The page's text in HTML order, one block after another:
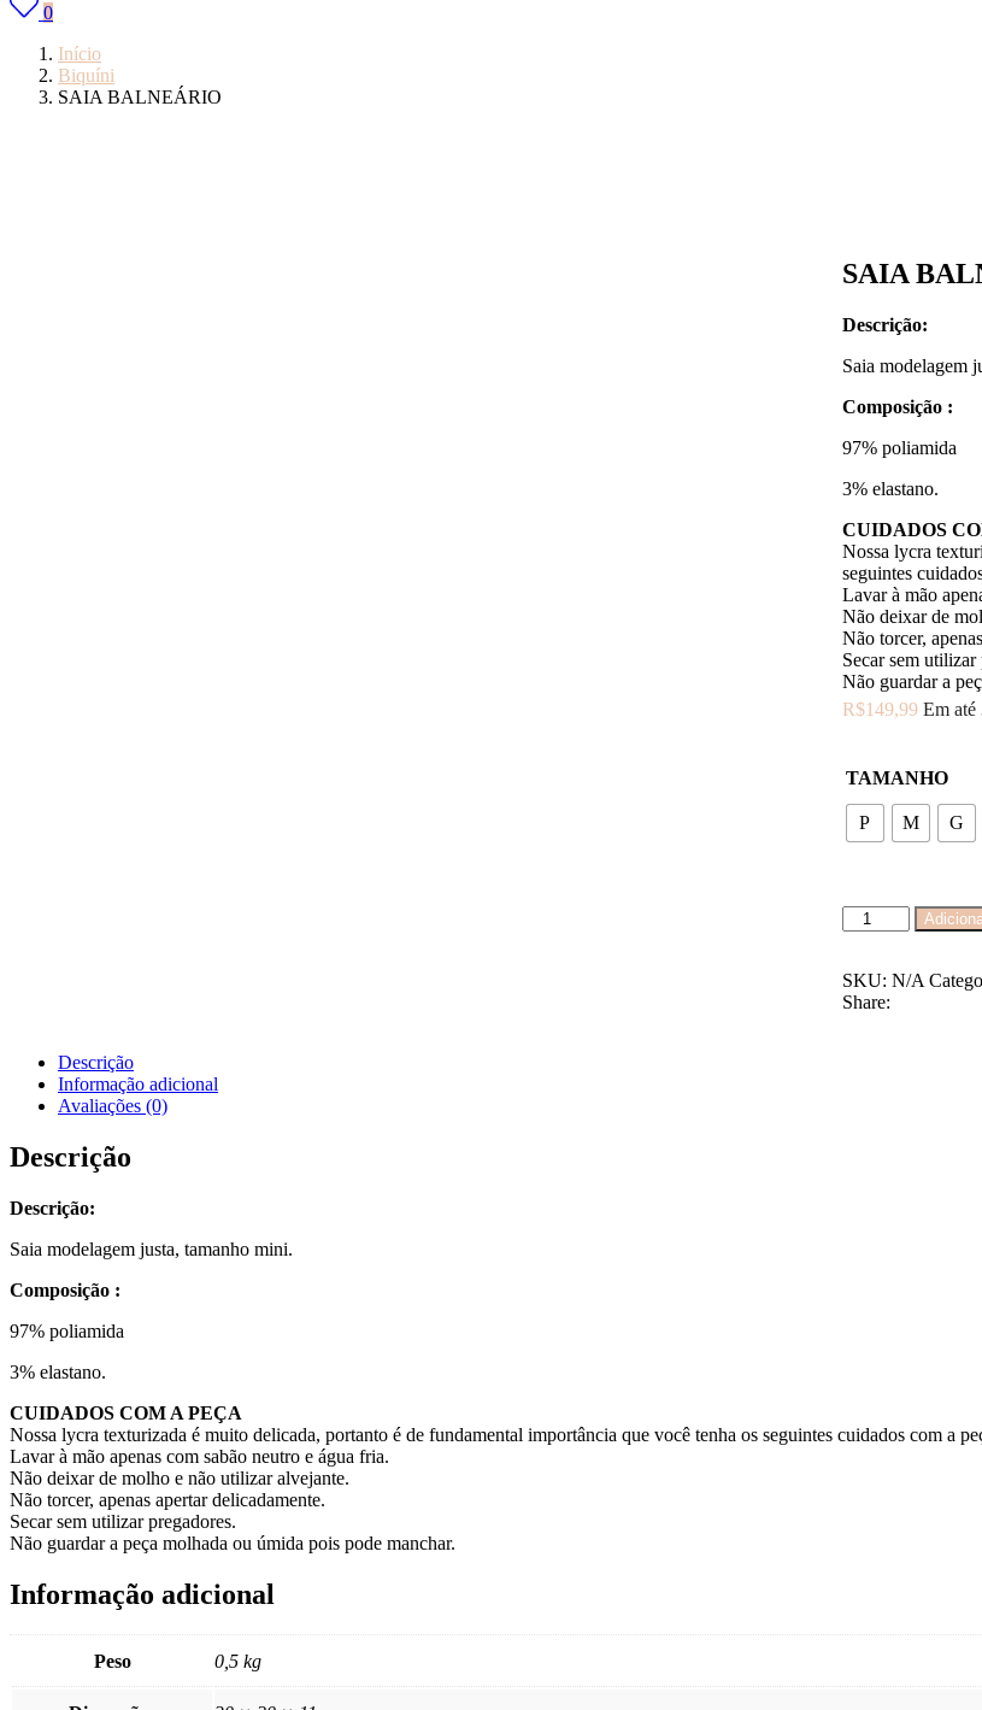
0
Início
Biquíni
SAIA BALNEÁRIO
SAIA
Descrição:
Saia modelagem
Composição :
97% poliamida
3% elastano.
CUIDADOS
Nossa lycra
seguintes
Lavar à mão
Não deixar de
Não torcer,
Secar sem utilizar
Não guardar a
R$149,99 Em até
TAMANHO
P M G
SAIA
BALNEÁRIO
SKU: N/A
Share:
Descrição
Informação adicional
Avaliações (0)
Descrição
Descrição:
Saia modelagem justa, tamanho mini.
Composição :
97% poliamida
3% elastano.
CUIDADOS COM A PEÇA
Nossa lycra texturizada é muito delicada, portanto é de fundamental importância que você tenha os seguintes cuidados com a
Lavar à mão apenas com sabão neutro e água fria.
Não deixar de molho e não utilizar alvejante.
Não torcer, apenas apertar delicadamente.
Secar sem utilizar pregadores.
Não guardar a peça molhada ou úmida pois pode manchar.
Informação adicional
Peso 0,5 kg